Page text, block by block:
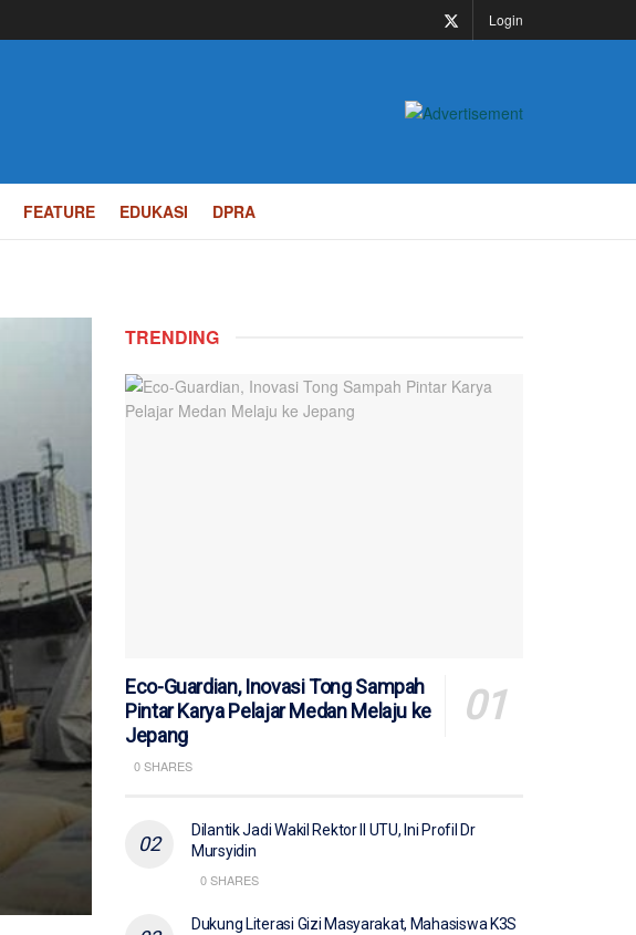
Login
FEATURE EDUKASI DPRA
REDAKSI
TRENDING
Eco-Guardian, Inovasi Tong Sampah
Pintar Karya Pelajar Medan Melaju ke
Jepang
0 SHARES
Dilantik Jadi Wakil Rektor II UTU, Ini Profil Dr
Mursyidin
0 SHARES
Dukung Literasi Gizi Masyarakat, Mahasiswa K3S